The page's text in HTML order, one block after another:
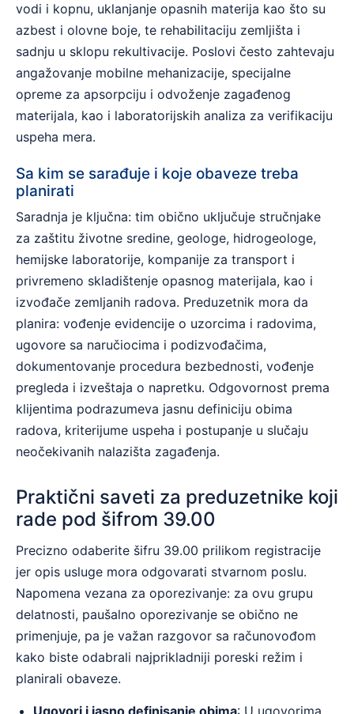
vodi i kopnu, uklanjanje opasnih materija kao što su
azbest i olovne boje, te rehabilitaciju zemljišta i
sadnju u sklopu rekultivacije. Poslovi često zahtevaju
angažovanje mobilne mehanizacije, specijalne
opreme za apsorpciju i odvoženje zagađenog
materijala, kao i laboratorijskih analiza za verifikaciju
uspeha mera.
Sa kim se sarađuje i koje obaveze treba
planirati
Saradnja je ključna: tim obično uključuje stručnjake
za zaštitu životne sredine, geologe, hidrogeologe,
hemijske laboratorije, kompanije za transport i
privremeno skladištenje opasnog materijala, kao i
izvođače zemljanih radova. Preduzetnik mora da
planira: vođenje evidencije o uzorcima i radovima,
ugovore sa naručiocima i podizvođačima,
dokumentovanje procedura bezbednosti, vođenje
pregleda i izveštaja o napretku. Odgovornost prema
klijentima podrazumeva jasnu definiciju obima
radova, kriterijume uspeha i postupanje u slučaju
neočekivanih nalazišta zagađenja.
Praktični saveti za preduzetnike koji
rade pod šifrom 39.00
Precizno odaberite šifru 39.00 prilikom registracije
jer opis usluge mora odgovarati stvarnom poslu.
Napomena vezana za oporezivanje: za ovu grupu
delatnosti, paušalno oporezivanje se obično ne
primenjuje, pa je važan razgovor sa računovođom
kako biste odabrali najprikladniji poreski režim i
planirali obaveze.